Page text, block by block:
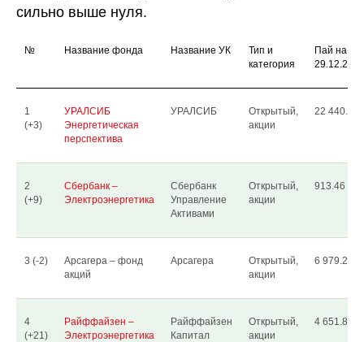
сильно выше нуля.
№ Название фонда Название УК
Тип и
категория
Пай на
29.12.2018
1
(+3)
УРАЛСИБ
Энергетическая
перспектива
УРАЛСИБ
Открытый,
акции
22 440.25
2
(+9)
Сбербанк –
Электроэнергетика
Сбербанк
Управление
Активами
Открытый,
акции
913.46
3 (-2)
Арсагера – фонд
акций
Арсагера
Открытый,
акции
6 979.26
4
(+21)
Райффайзен –
Электроэнергетика
Райффайзен
Капитал
Открытый,
акции
4 651.84